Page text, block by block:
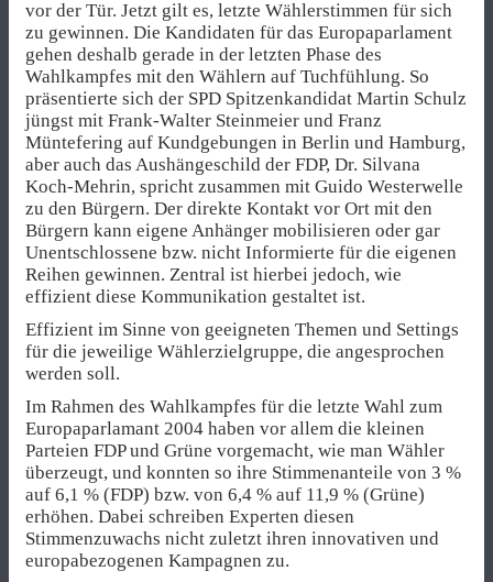
vor der Tür. Jetzt gilt es, letzte Wählerstimmen für sich
zu gewinnen. Die Kandidaten für das Europaparlament
gehen deshalb gerade in der letzten Phase des
Wahlkampfes mit den Wählern auf Tuchfühlung. So
präsentierte sich der SPD Spitzenkandidat Martin Schulz
jüngst mit Frank-Walter Steinmeier und Franz
Müntefering auf Kundgebungen in Berlin und Hamburg,
aber auch das Aushängeschild der FDP, Dr. Silvana
Koch-Mehrin, spricht zusammen mit Guido Westerwelle
zu den Bürgern. Der direkte Kontakt vor Ort mit den
Bürgern kann eigene Anhänger mobilisieren oder gar
Unentschlossene bzw. nicht Informierte für die eigenen
Reihen gewinnen. Zentral ist hierbei jedoch, wie
effizient diese Kommunikation gestaltet ist.
Effizient im Sinne von geeigneten Themen und Settings
für die jeweilige Wählerzielgruppe, die angesprochen
werden soll.
Im Rahmen des Wahlkampfes für die letzte Wahl zum
Europaparlamant 2004 haben vor allem die kleinen
Parteien FDP und Grüne vorgemacht, wie man Wähler
überzeugt, und konnten so ihre Stimmenanteile von 3 %
auf 6,1 % (FDP) bzw. von 6,4 % auf 11,9 % (Grüne)
erhöhen. Dabei schreiben Experten diesen
Stimmenzuwachs nicht zuletzt ihren innovativen und
europabezogenen Kampagnen zu.